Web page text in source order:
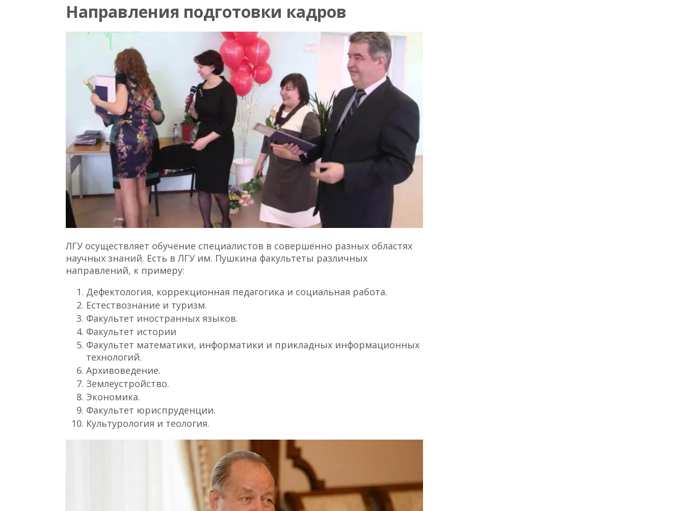
Направления подготовки кадров
ЛГУ осуществляет обучение специалистов в совершенно разных областях
научных знаний. Есть в ЛГУ им. Пушкина факультеты различных
направлений, к примеру:
Дефектология, коррекционная педагогика и социальная работа.
Естествознание и туризм.
Факультет иностранных языков.
Факультет истории
Факультет математики, информатики и прикладных информационных
технологий.
Архивоведение.
Землеустройство.
Экономика.
Факультет юриспруденции.
Культурология и теология.